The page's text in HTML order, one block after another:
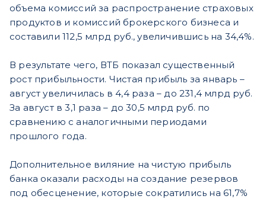
объема комиссий за распространение страховых
продуктов и комиссий брокерского бизнеса и
составили 112,5 млрд руб., увеличившись на 34,4%.
В результате чего, ВТБ показал существенный
рост прибыльности. Чистая прибыль за январь –
август увеличилась в 4,4 раза – до 231,4 млрд руб.
За август в 3,1 раза – до 30,5 млрд руб. по
сравнению с аналогичными периодами
прошлого года.
Дополнительное виляние на чистую прибыль
банка оказали расходы на создание резервов
под обесценение, которые сократились на 61,7%